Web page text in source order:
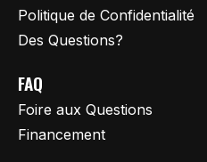
Politique de Confidentialité
Des Questions?
FAQ
Foire aux Questions
Financement